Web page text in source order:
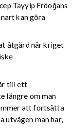
Tayyip Erdoğans
kan göra
åtgärd när kriget
till ett
längre om man
att fortsätta
utvägen man har,